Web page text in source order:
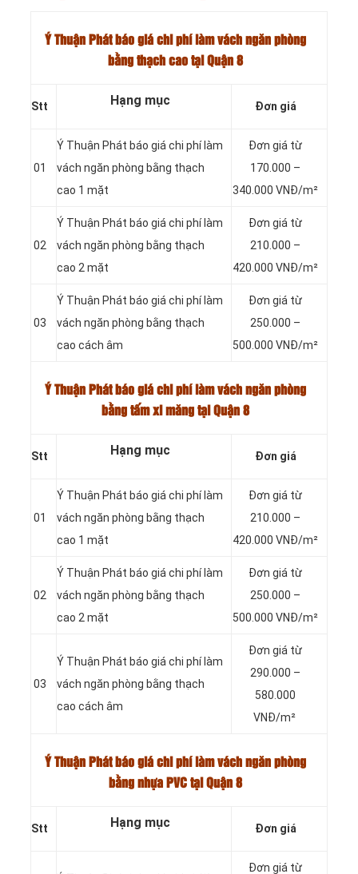
Ý Thuận Phát báo giá chi phí làm vách ngăn phòng
bằng thạch cao tại Quận 8
Stt Hạng mục Đơn giá
01
Ý Thuận Phát báo giá chi phí làm
vách ngăn phòng bằng thạch
cao 1 mặt
Đơn giá từ
170.000 –
340.000 VNĐ/m²
02
Ý Thuận Phát báo giá chi phí làm
vách ngăn phòng bằng thạch
cao 2 mặt
Đơn giá từ
210.000 –
420.000 VNĐ/m²
03
Ý Thuận Phát báo giá chi phí làm
vách ngăn phòng bằng thạch
cao cách âm
Đơn giá từ
250.000 –
500.000 VNĐ/m²
Ý Thuận Phát báo giá chi phí làm vách ngăn phòng
bằng tấm xi măng tại Quận 8
Stt Hạng mục Đơn giá
01
Ý Thuận Phát báo giá chi phí làm
vách ngăn phòng bằng thạch
cao 1 mặt
Đơn giá từ
210.000 –
420.000 VNĐ/m²
02
Ý Thuận Phát báo giá chi phí làm
vách ngăn phòng bằng thạch
cao 2 mặt
Đơn giá từ
250.000 –
500.000 VNĐ/m²
03
Ý Thuận Phát báo giá chi phí làm
vách ngăn phòng bằng thạch
cao cách âm
Đơn giá từ
290.000 –
580.000
VNĐ/m²
Ý Thuận Phát báo giá chi phí làm vách ngăn phòng
bằng nhựa PVC tại Quận 8
Stt Hạng mục Đơn giá
Đơn giá từ